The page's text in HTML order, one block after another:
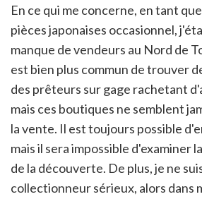
En ce qui me concerne, en tant
pièces japonaises occasionnel,
manque de vendeurs au Nord de
est bien plus commun de trouver
des prêteurs sur gage rachetant
mais ces boutiques ne semblent
la vente. Il est toujours possible
mais il sera impossible d'examiner
de la découverte. De plus, je ne
collectionneur sérieux, alors dans